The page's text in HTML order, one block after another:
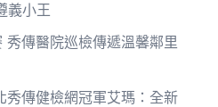
義小王
傳醫院巡檢傳遞溫馨鄰里
秀傳健檢網冠軍艾瑪：全新